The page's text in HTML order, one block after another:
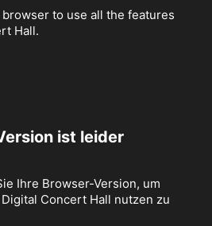
to use all the features
Hall.
ist leider
Ihre Browser-Version, um
Concert Hall nutzen zu